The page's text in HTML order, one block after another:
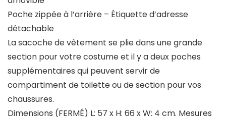
Poche zippée à l’arrière – Étiquette d’adresse
détachable
La sacoche de vêtement se plie dans une grande
section pour votre costume et il y a deux poches
supplémentaires qui peuvent servir de
compartiment de toilette ou de section pour vos
chaussures.
Dimensions (FERMÉ) L: 57 x H: 66 x W: 4 cm. Mesures